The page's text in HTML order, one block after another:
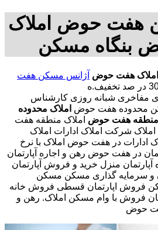
هفت حوض املاک
بنگاه مسکن
املاک هفت حوض آژانس مسکن هفت
با30 در صد تخفیف.ه
09362467140-آقای مفاخری شبانه روزی کارشناس
محدوده هفت حوض املاک محدوده
منطقه هفت حوض املاک منطقه هفت
شرکت املاک ادارات املاک
در هفت حوض املاک با نرخ
در هفت حوض رهن و اجاره آپارتمان
منزل خرید و فروش آپارتمان
و سرمایه گذاری مسکن مسکن
فروش اپارتمان قسطی فروش خانه
فروش با وام مسکن املاک. رهن و
حوض